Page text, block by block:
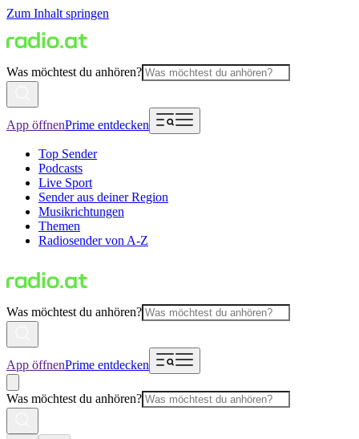
Zum Inhalt springen
Was möchtest du anhören?
App öffnenPrime entdecken
Top Sender
Podcasts
Live Sport
Sender aus deiner Region
Musikrichtungen
Themen
Radiosender von A-Z
Was möchtest du anhören?
App öffnenPrime entdecken
Was möchtest du anhören?